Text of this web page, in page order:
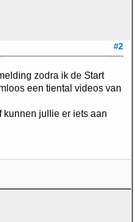
#2
zodra ik de Start
een tiental videos van
kunnen jullie er iets aan